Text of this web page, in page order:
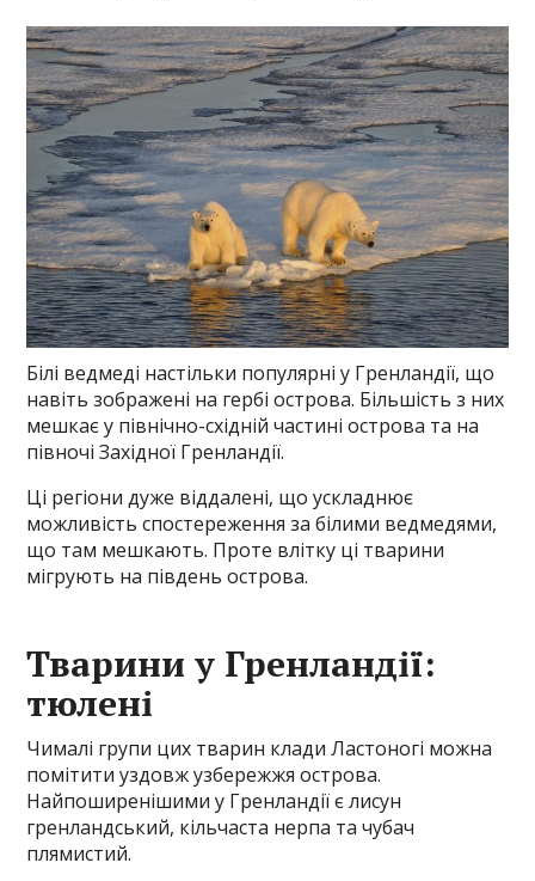
Білі ведмеді настільки популярні у Гренландії, що
навіть зображені на гербі острова. Більшість з них
мешкає у північно-східній частині острова та на
півночі Західної Гренландії.
Ці регіони дуже віддалені, що ускладнює
можливість спостереження за білими ведмедями,
що там мешкають. Проте влітку ці тварини
мігрують на південь острова.
Тварини у Гренландії:
тюлені
Чималі групи цих тварин клади Ластоногі можна
помітити уздовж узбережжя острова.
Найпоширенішими у Гренландії є лисун
гренландський, кільчаста нерпа та чубач
плямистий.